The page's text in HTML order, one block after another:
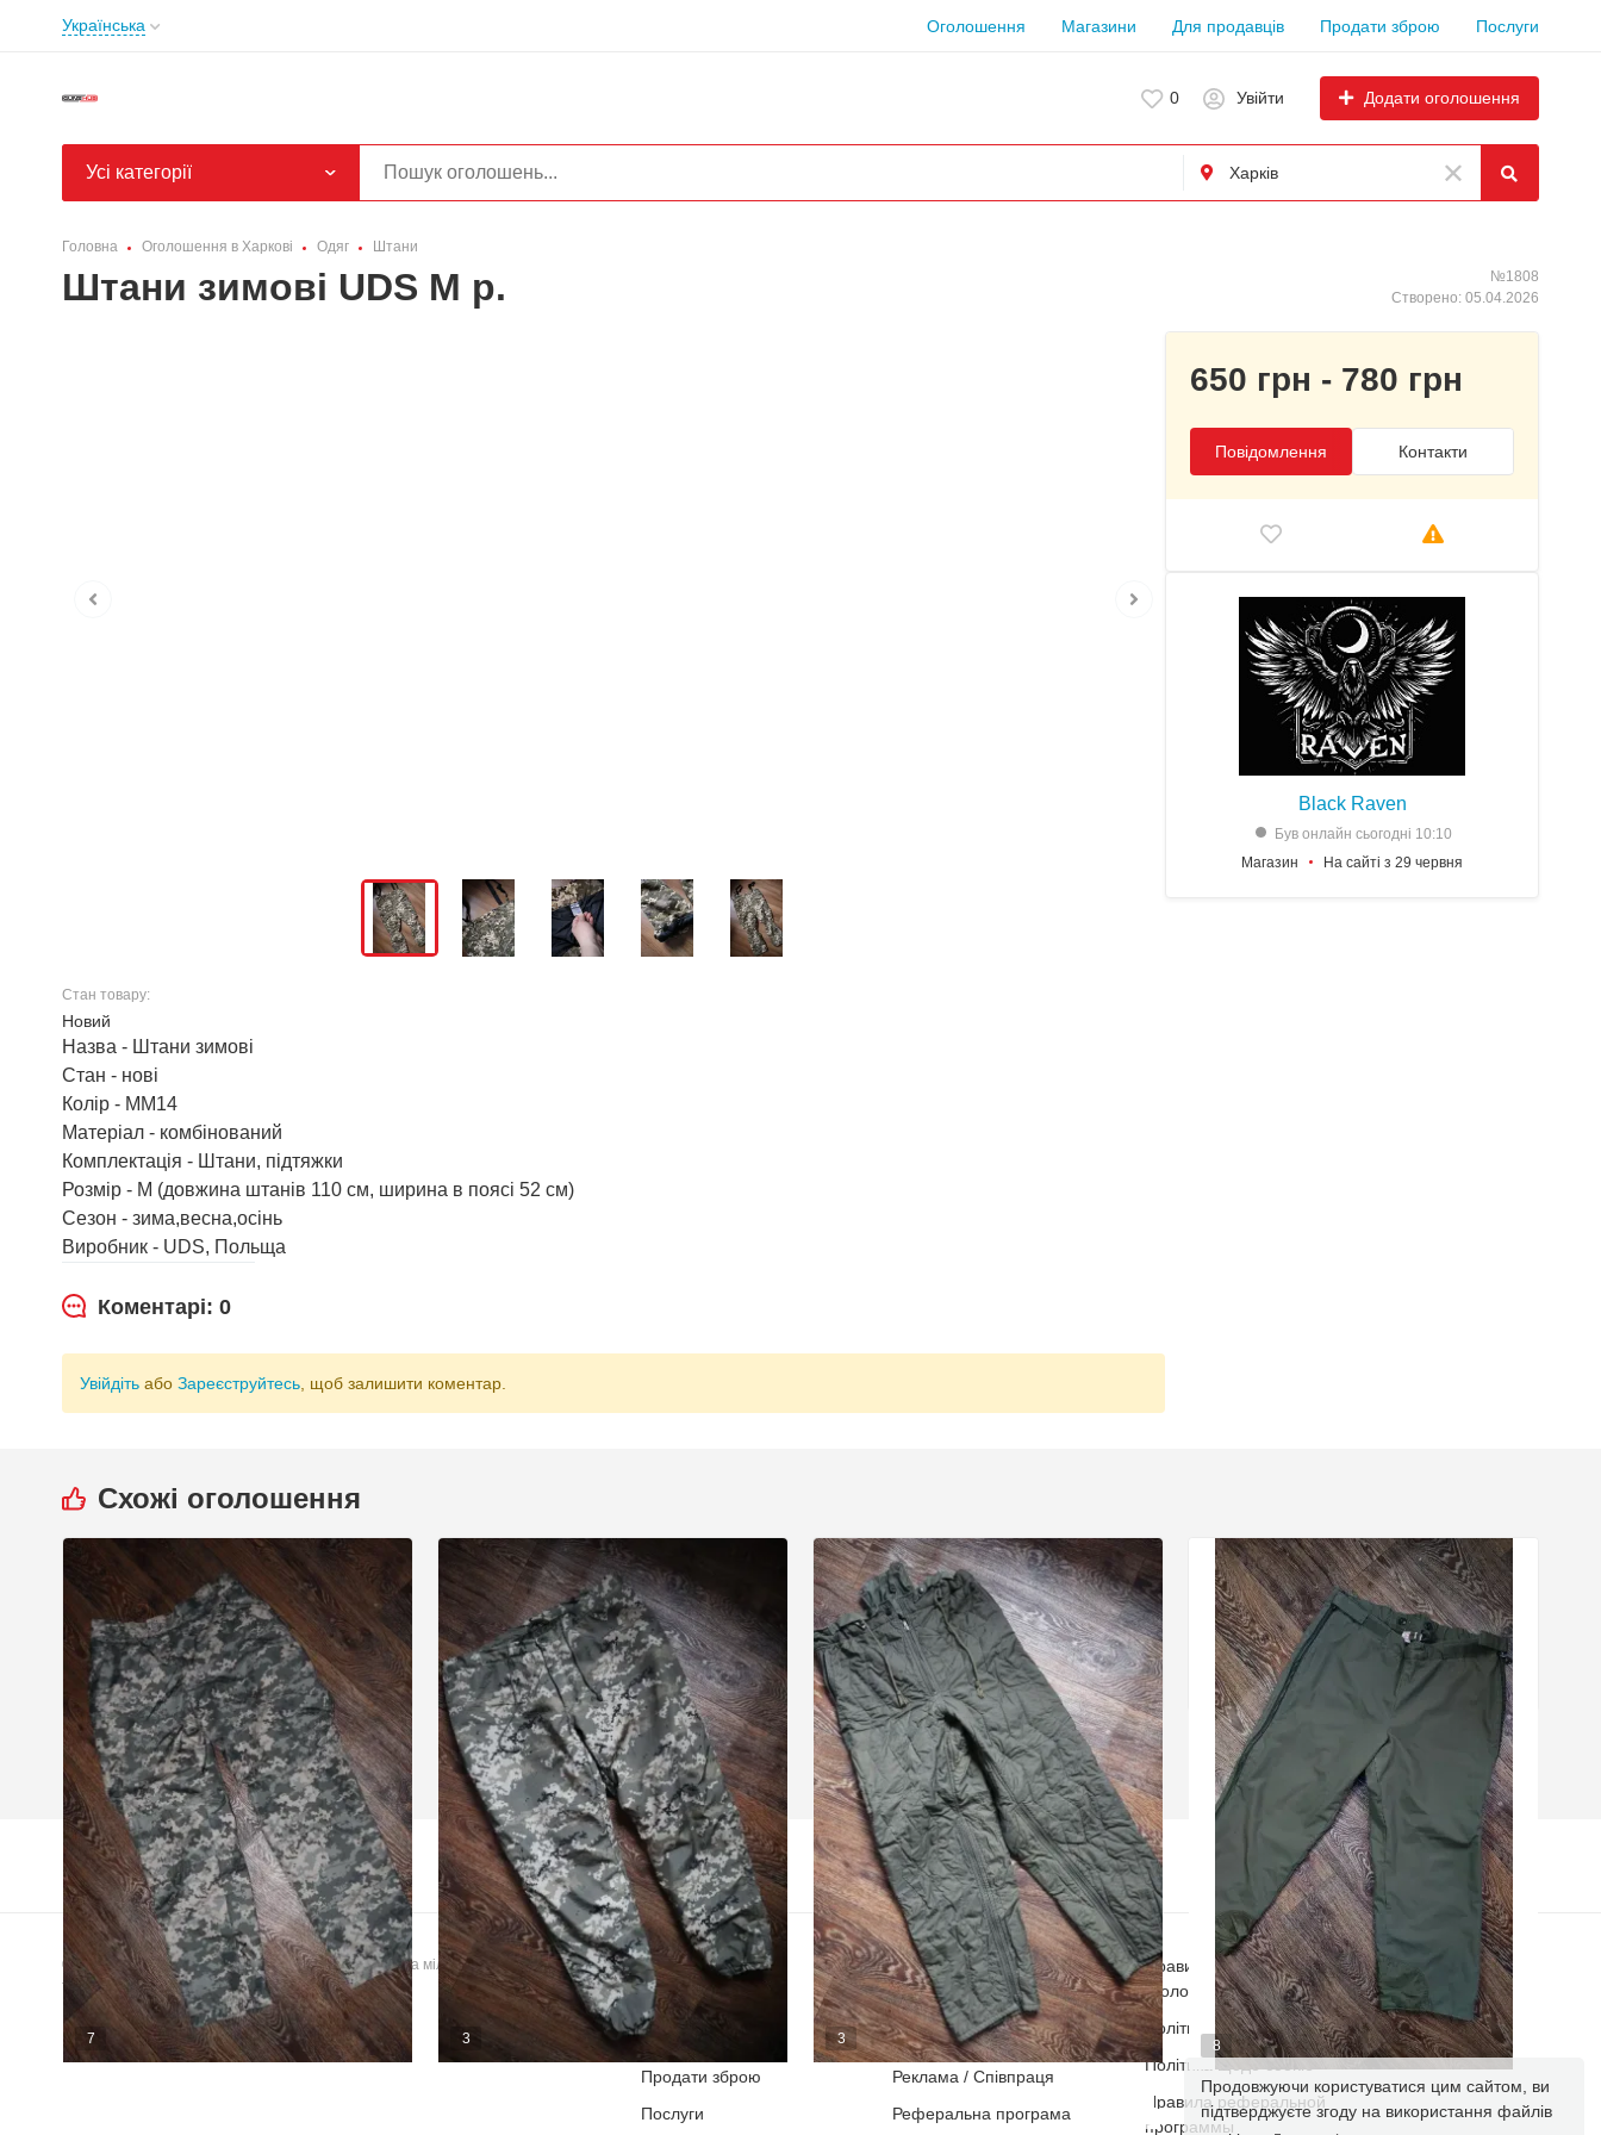
Продовжуючи користуватися цим сайтом, ви
підтверджуєте згоду на використання файлів
Українська Оголошення Магазини Для продавців Продати зброю Послуги
0 Увійти Додати оголошення
Усі категорії
Головна Оголошення в Харкові Одяг Штани
Штани зимові UDS M р.
№1808
Створено: 05.04.2026
Стан товару:
Новий
Назва - Штани зимові
Стан - нові
Колір - ММ14
Матеріал - комбінований
Комплектація - Штани, підтяжки
Розмір - М (довжина штанів 110 см, ширина в поясі 52 см)
Сезон - зима,весна,осінь
Виробник - UDS, Польща
Коментарі: 0
Увійдіть або Зареєструйтесь , щоб залишити коментар.
650 грн - 780 грн
Повідомлення Контакти
Black Raven
Був онлайн сьогодні 10:10
Магазин
На сайті з 29 червня
Схожі оголошення
7 3 3 8
Штани самоскиди BW утеплені
зимові вітрозахисні армії
© 2026 GUNSHUB™ - дошка оголошень для зброї та мілітарі
товарів
Оголошення
Магазини
Для продаців
Продати зброю
Послуги
Блог
Контакти
Карта сайту
Реклама / Співпраця
Реферальна програма
Правила та умови публікації
оголошень
Політика конфіденційності
Політика щодо cookie
Правила реферальной
программы